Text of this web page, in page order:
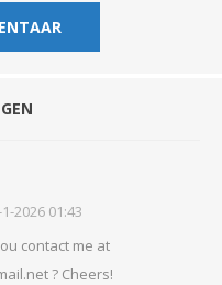
2026 01:43
contact me at
? Cheers!